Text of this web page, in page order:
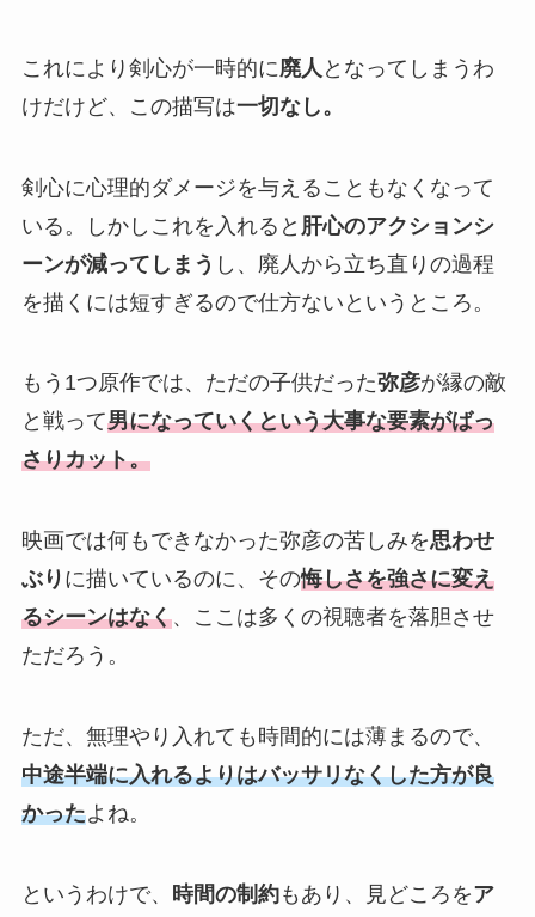
これにより剣心が一時的に廃人 となってしまうわ
けだけど、この描写は一切なし。
剣心に心理的ダメージを与えることもなくなって
いる。しかしこれを入れると 肝心のアクションシ
ーンが減ってしまう し、廃人から立ち直りの過程
を描くには短すぎるので仕方ないというところ。
もう1つ原作では、ただの子供だった弥彦が縁の敵
と戦って男になっていくという大事な要素がばっ
さりカット。
映画では何もできなかった弥彦の苦しみを思わせ
ぶり に描いているのに、その悔しさを強さに変え
るシーンはなく、ここは多くの視聴者を落胆させ
ただろう。
ただ、無理やり入れても時間的には薄まるので、
中途半端に入れるよりはバッサリなくした方が良
かったよね。
というわけで、 時間の制約もあり、見どころをア